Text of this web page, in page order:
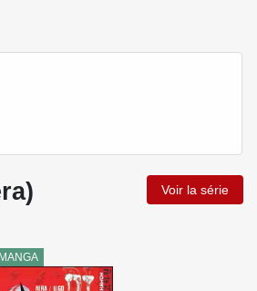
Voir la série
MANGA